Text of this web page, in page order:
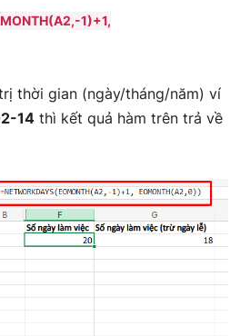
1)+1,
thời gian (ngày/tháng/năm) ví
14 thì kết quả hàm trên trả về